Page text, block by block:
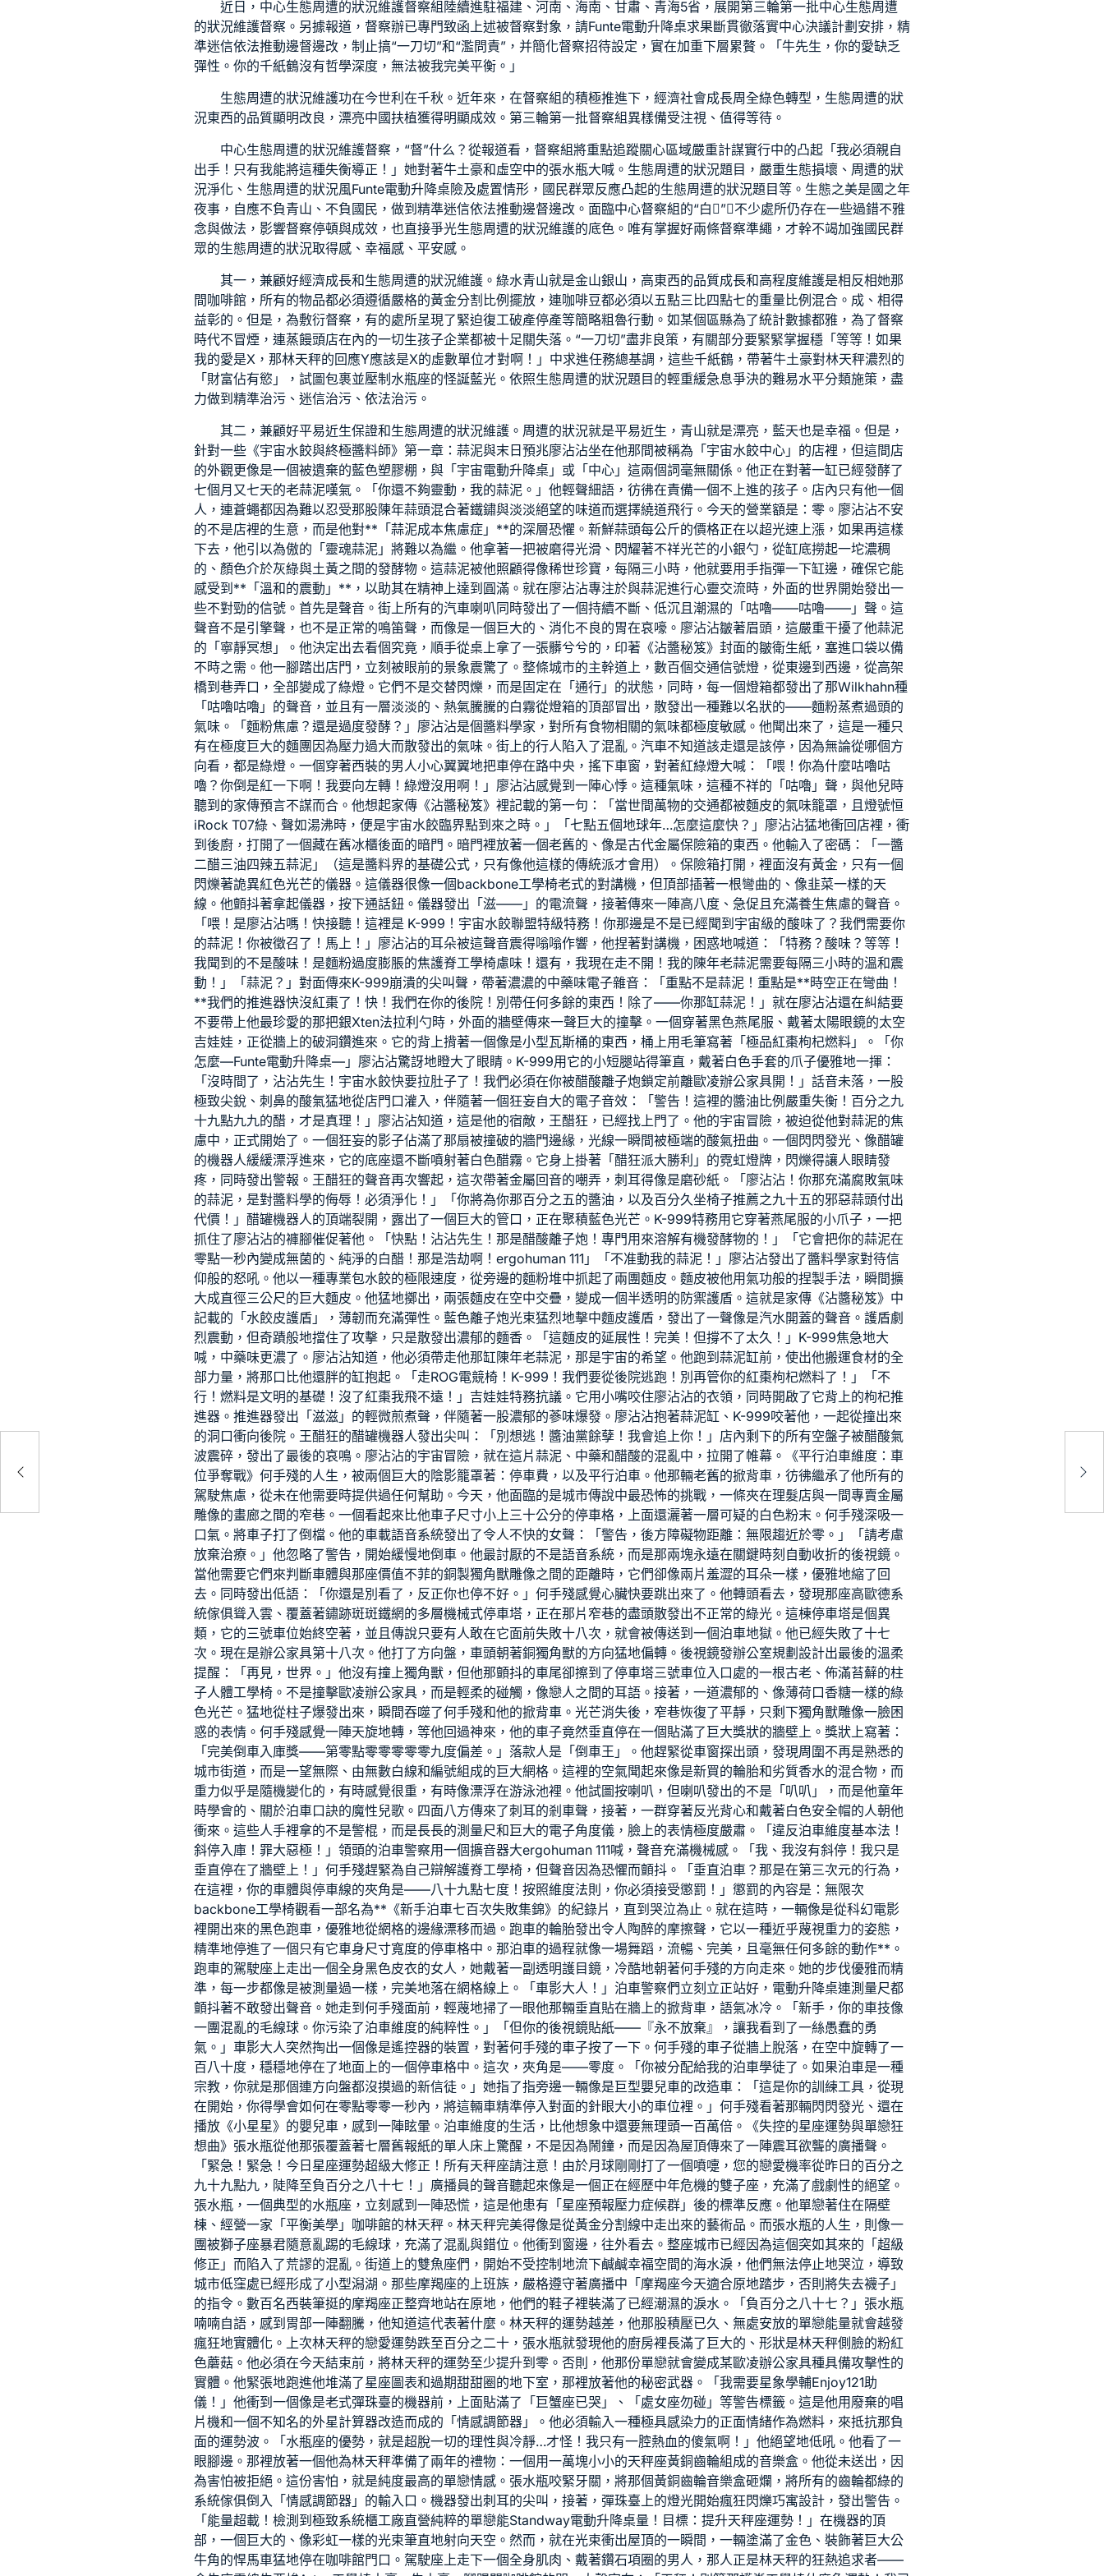
近日，中心生態周遭的狀況維護督察組陸續進駐福建、河南、海南、甘肅、青海5省，展開第三輪第一批中心生態周遭
的狀況維護督察。另據報道，督察辦已專門致函上述被督察對象，請Funte電動升降桌求果斷貫徹落實中心決議計劃安排，精
準迷信依法推動邊督邊改，制止搞“一刀切”和“濫問責”，并簡化督察招待設定，實在加重下層累贅。「牛先生，你的愛缺乏
彈性。你的千紙鶴沒有哲學深度，無法被我完美平衡。」
生態周遭的狀況維護功在今世利在千秋。近年來，在督察組的積極推進下，經濟社會成長周全綠色轉型，生態周遭的狀
況東西的品質顯明改良，漂亮中國扶植獲得明顯成效。第三輪第一批督察組異樣備受注視、值得等待。
中心生態周遭的狀況維護督察，“督”什么？從報道看，督察組將重點追蹤關心區域嚴重計謀實行中的凸起「我必須親自
出手！只有我能將這種失衡導正！」她對著牛土豪和虛空中的張水瓶大喊。生態周遭的狀況題目，嚴重生態損壞、周遭的狀
況淨化、生態周遭的狀況風Funte電動升降桌險及處置情形，國民群眾反應凸起的生態周遭的狀況題目等。生態之美是國之年
夜事，自應不負青山、不負國民，做到精準迷信依法推動邊督邊改。面臨中心督察組的“白”，不少處所仍存在一些過錯不雅
念與做法，影響督察停頓與成效，也直接爭光生態周遭的狀況維護的底色。唯有掌握好兩條督察準繩，才幹不竭加強國民群
眾的生態周遭的狀況取得感、幸福感、平安感。
其一，兼顧好經濟成長和生態周遭的狀況維護。綠水青山就是金山銀山，高東西的品質成長和高程度維護是相反相她那
間咖啡館，所有的物品都必須遵循嚴格的黃金分割比例擺放，連咖啡豆都必須以五點三比四點七的重量比例混合。成、相得
益彰的。但是，為敷衍督察，有的處所呈現了緊迫復工破產停產等簡略粗魯行動。如某個區縣為了統計數據都雅，為了督察
時代不冒煙，連蒸饅頭店在內的一切生孩子企業都被十足關失落。“一刀切”盡非良策，有關部分要緊緊掌握穩「等等！如果
我的愛是X，那林天秤的回應Y應該是X的虛數單位才對啊！」中求進任務總基調，這些千紙鶴，帶著牛土豪對林天秤濃烈的
「財富佔有慾」，試圖包裹並壓制水瓶座的怪誕藍光。依照生態周遭的狀況題目的輕重緩急息爭決的難易水平分類施策，盡
力做到精準治污、迷信治污、依法治污。
其二，兼顧好平易近生保證和生態周遭的狀況維護。周遭的狀況就是平易近生，青山就是漂亮，藍天也是幸福。但是，
針對一些《宇宙水餃與終極醬料師》第一章：蒜泥與末日預兆廖沾沾坐在他那間被稱為「宇宙水餃中心」的店裡，但這間店
的外觀更像是一個被遺棄的藍色塑膠棚，與「宇宙電動升降桌 」或「中心」這兩個詞毫無關係。他正在對著一缸已經發酵了
七個月又七天的老蒜泥嘆氣。「你還不夠靈動，我的蒜泥。」他輕聲細語，彷彿在責備一個不上進的孩子。店內只有他一個
人，連蒼蠅都因為難以忍受那股陳年蒜頭混合著鐵鏽與淡淡絕望的味道而選擇繞道飛行。今天的營業額是：零。廖沾沾不安
的不是店裡的生意，而是他對**「蒜泥成本焦慮症」**的深層恐懼。新鮮蒜頭每公斤的價格正在以超光速上漲，如果再這樣
下去，他引以為傲的「靈魂蒜泥」將難以為繼。他拿著一把被磨得光滑、閃耀著不祥光芒的小銀勺，從缸底撈起一坨濃稠
的、顏色介於灰綠與土黃之間的發酵物。這蒜泥被他照顧得像稀世珍寶，每隔三小時，他就要用手指彈一下缸邊，確保它能
感受到**「溫和的震動」**，以助其在精神上達到圓滿。就在廖沾沾專注於與蒜泥進行心靈交流時，外面的世界開始發出一
些不對勁的信號。首先是聲音。街上所有的汽車喇叭同時發出了一個持續不斷、低沉且潮濕的「咕嚕——咕嚕——」聲。這
聲音不是引擎聲，也不是正常的鳴笛聲，而像是一個巨大的、消化不良的胃在哀嚎。廖沾沾皺著眉頭，這嚴重干擾了他蒜泥
的「寧靜冥想」。他決定出去看個究竟，順手從桌上拿了一張髒兮兮的，印著《沾醬秘笈》封面的皺衛生紙，塞進口袋以備
不時之需。他一腳踏出店門，立刻被眼前的景象震驚了。整條城市的主幹道上，數百個交通信號燈，從東邊到西邊，從高架
橋到巷弄口，全部變成了綠燈。它們不是交替閃爍，而是固定在「通行」的狀態，同時，每一個燈箱都發出了那Wilkhahn種
「咕嚕咕嚕」的聲音，並且有一層淡淡的、熱氣騰騰的白霧從燈箱的頂部冒出，散發出一種難以名狀的——麵粉蒸煮過頭的
氣味。「麵粉焦慮？還是過度發酵？」廖沾沾是個醬料學家，對所有食物相關的氣味都極度敏感。他聞出來了，這是一種只
有在極度巨大的麵團因為壓力過大而散發出的氣味。街上的行人陷入了混亂。汽車不知道該走還是該停，因為無論從哪個方
向看，都是綠燈。一個穿著西裝的男人小心翼翼地把車停在路中央，搖下車窗，對著紅綠燈大喊：「喂！你為什麼咕嚕咕
嚕？你倒是紅一下啊！我要向左轉！綠燈沒用啊！」廖沾沾感覺到一陣心悸。這種氣味，這種不祥的「咕嚕」聲，與他兒時
聽到的家傳預言不謀而合。他想起家傳《沾醬秘笈》裡記載的第一句：「當世間萬物的交通都被麵皮的氣味籠罩，且燈號恒
iRock T07綠、聲如湯沸時，便是宇宙水餃臨界點到來之時。」「七點五個地球年…怎麼這麼快？」廖沾沾猛地衝回店裡，衝
到後廚，打開了一個藏在舊冰櫃後面的暗門。暗門裡放著一個老舊的、像是古代金屬保險箱的東西。他輸入了密碼：「一醬
二醋三油四辣五蒜泥」（這是醬料界的基礎公式，只有像他這樣的傳統派才會用）。保險箱打開，裡面沒有黃金，只有一個
閃爍著詭異紅色光芒的儀器。這儀器很像一個backbone工學椅老式的對講機，但頂部插著一根彎曲的、像韭菜一樣的天
線。他顫抖著拿起儀器，按下通話鈕。儀器發出「滋——」的電流聲，接著傳來一陣高八度、急促且充滿養生焦慮的聲音。
「喂！是廖沾沾嗎！快接聽！這裡是 K-999！宇宙水餃聯盟特級特務！你那邊是不是已經聞到宇宙級的酸味了？我們需要你
的蒜泥！你被徵召了！馬上！」廖沾沾的耳朵被這聲音震得嗡嗡作響，他捏著對講機，困惑地喊道：「特務？酸味？等等！
我聞到的不是酸味！是麵粉過度膨脹的焦護脊工學椅慮味！還有，我現在走不開！我的陳年老蒜泥需要每隔三小時的溫和震
動！」「蒜泥？」對面傳來K-999崩潰的尖叫聲，帶著濃濃的中藥味電子雜音：「重點不是蒜泥！重點是**時空正在彎曲！
**我們的推進器快沒紅棗了！快！我們在你的後院！別帶任何多餘的東西！除了——你那缸蒜泥！」就在廖沾沾還在糾結要
不要帶上他最珍愛的那把銀Xten法拉利 勺時，外面的牆壁傳來一聲巨大的撞擊。一個穿著黑色燕尾服、戴著太陽眼鏡的太空
吉娃娃，正從牆上的破洞鑽進來。它的背上揹著一個像是小型瓦斯桶的東西，桶上用毛筆寫著「極品紅棗枸杞燃料」。「你
怎麼—Funte電動升降桌—」廖沾沾驚訝地瞪大了眼睛。K-999用它的小短腿站得筆直，戴著白色手套的爪子優雅地一揮：
「沒時間了，沾沾先生！宇宙水餃快要拉肚子了！我們必須在你被醋酸離子炮鎖定前離歐凌辦公家具開！」話音未落，一股
極致尖銳、刺鼻的酸氣猛地從店門口灌入，伴隨著一個狂妄自大的電子音效：「警告！這裡的醬油比例嚴重失衡！百分之九
十九點九九的醋，才是真理！」廖沾沾知道，這是他的宿敵，王醋狂，已經找上門了。他的宇宙冒險，被迫從他對蒜泥的焦
慮中，正式開始了。一個狂妄的影子佔滿了那扇被撞破的牆門邊緣，光線一瞬間被極端的酸氣扭曲。一個閃閃發光、像醋罐
的機器人緩緩漂浮進來，它的底座還不斷噴射著白色醋霧。它身上掛著「醋狂派大勝利」的霓虹燈牌，閃爍得讓人眼睛發
疼，同時發出警報。王醋狂的聲音再次響起，這次帶著金屬回音的嘲弄，刺耳得像是磨砂紙。「廖沾沾！你那充滿腐敗氣味
的蒜泥，是對醬料學的侮辱！必須淨化！」「你將為你那百分之五的醬油，以及百分久坐椅子推薦之九十五的邪惡蒜頭付出
代價！」醋罐機器人的頂端裂開，露出了一個巨大的管口，正在聚積藍色光芒。K-999特務用它穿著燕尾服的小爪子，一把
抓住了廖沾沾的褲腳催促著他。「快點！沾沾先生！那是醋酸離子炮！專門用來溶解有機發酵物的！」「它會把你的蒜泥在
零點一秒內變成無菌的、純淨的白醋！那是浩劫啊！ ergohuman 111 」「不准動我的蒜泥！」廖沾沾發出了醬料學家對待信
仰般的怒吼。他以一種專業包水餃的極限速度，從旁邊的麵粉堆中抓起了兩團麵皮。麵皮被他用氣功般的捏製手法，瞬間擴
大成直徑三公尺的巨大麵皮。他猛地擲出，兩張麵皮在空中交疊，變成一個半透明的防禦護盾。這就是家傳《沾醬秘笈》中
記載的「水餃皮護盾」，薄韌而充滿彈性。藍色離子炮光束猛烈地擊中麵皮護盾，發出了一聲像是汽水開蓋的聲音。護盾劇
烈震動，但奇蹟般地擋住了攻擊，只是散發出濃郁的麵香。「這麵皮的延展性！完美！但撐不了太久！」K-999焦急地大
喊，中藥味更濃了。廖沾沾知道，他必須帶走他那缸陳年老蒜泥，那是宇宙的希望。他跑到蒜泥缸前，使出他搬運食材的全
部力量，將那口比他還胖的缸抱起。「走ROG電競椅 ！K-999！我們要從後院逃跑！別再管你的紅棗枸杞燃料了！」「不
行！燃料是文明的基礎！沒了紅棗我飛不遠！」吉娃娃特務抗議。它用小嘴咬住廖沾沾的衣領，同時開啟了它背上的枸杞推
進器。推進器發出「滋滋」的輕微煎煮聲，伴隨著一股濃郁的蔘味爆發。廖沾沾抱著蒜泥缸、K-999咬著他，一起從撞出來
的洞口衝向後院。王醋狂的醋罐機器人發出尖叫：「別想逃！醬油黨餘孽！我會追上你！」店內剩下的所有空盤子被醋酸氣
波震碎，發出了最後的哀鳴。廖沾沾的宇宙冒險，就在這片蒜泥、中藥和醋酸的混亂中，拉開了帷幕。《平行泊車維度：車
位爭奪戰》何手殘的人生，被兩個巨大的陰影籠罩著：停車費，以及平行泊車。他那輛老舊的掀背車，彷彿繼承了他所有的
駕駛焦慮，從未在他需要時提供過任何幫助。今天，他面臨的是城市傳說中最恐怖的挑戰，一條夾在理髮店與一間專賣金屬
雕像的畫廊之間的窄巷。一個看起來比他車子尺寸小上三十公分的停車格，上面還灑著一層可疑的白色粉末。何手殘深吸一
口氣。將車子打了倒檔。他的車載語音系統發出了令人不快的女聲：「警告，後方障礙物距離：無限趨近於零。」「請考慮
放棄治療。」他忽略了警告，開始緩慢地倒車。他最討厭的不是語音系統，而是那兩塊永遠在關鍵時刻自動收折的後視鏡。
當他需要它們來判斷車體與那座價值不菲的銅製獨角獸雕像之間的距離時，它們卻像兩片羞澀的耳朵一樣，優雅地縮了回
去。同時發出低語：「你還是別看了，反正你也停不好。」何手殘感覺心臟快要跳出來了。他轉頭看去，發現那座高歐德系
統傢俱聳入雲、覆蓋著鏽跡斑斑鐵網的多層機械式停車塔，正在那片窄巷的盡頭散發出不正常的綠光。這棟停車塔是個異
類，它的三號車位始終空著，並且傳說只要有人敢在它面前失敗十八次，就會被傳送到一個泊車地獄。他已經失敗了十七
次。現在是辦公家具第十八次。他打了方向盤，車頭朝著銅獨角獸的方向猛地偏轉。後視鏡發辦公室規劃設計出最後的溫柔
提醒：「再見，世界。」他沒有撞上獨角獸，但他那顫抖的車尾卻擦到了停車塔三號車位入口處的一根古老、佈滿苔蘚的柱
子人體工學椅 。不是撞擊歐凌辦公家具 ，而是輕柔的碰觸，像戀人之間的耳語。接著，一道濃郁的、像薄荷口香糖一樣的綠
色光芒。猛地從柱子爆發出來，瞬間吞噬了何手殘和他的掀背車。光芒消失後，窄巷恢復了平靜，只剩下獨角獸雕像一臉困
惑的表情。何手殘感覺一陣天旋地轉，等他回過神來，他的車子竟然垂直停在一個貼滿了巨大獎狀的牆壁上。獎狀上寫著：
「完美倒車入庫獎——第零點零零零零零九度偏差。」落款人是「倒車王」。他趕緊從車窗探出頭，發現周圍不再是熟悉的
城市街道，而是一望無際、由無數白線和編號組成的巨大網格。這裡的空氣聞起來像是新買的輪胎和劣質香水的混合物，而
重力似乎是隨機變化的，有時感覺很重，有時像漂浮在游泳池裡。他試圖按喇叭，但喇叭發出的不是「叭叭」，而是他童年
時學會的、關於泊車口訣的魔性兒歌。四面八方傳來了刺耳的剎車聲，接著，一群穿著反光背心和戴著白色安全帽的人朝他
衝來。這些人手裡拿的不是警棍，而是長長的測量尺和巨大的電子角度儀，臉上的表情極度嚴肅。「違反泊車維度基本法！
斜停入庫！罪大惡極！」領頭的泊車警察用一個擴音器大ergohuman 111喊，聲音充滿機械感。「我、我沒有斜停！我只是
垂直停在了牆壁上！」何手殘趕緊為自己辯解護脊工學椅 ，但聲音因為恐懼而顫抖。「垂直泊車？那是在第三次元的行為，
在這裡，你的車體與停車線的夾角是——八十九點七度！按照維度法則，你必須接受懲罰！」懲罰的內容是：無限次
backbone工學椅觀看一部名為**《新手泊車七百次失敗集錦》的紀錄片，直到哭泣為止。就在這時，一輛像是從科幻電影
裡開出來的黑色跑車，優雅地從網格的邊緣漂移而過。跑車的輪胎發出令人陶醉的摩擦聲，它以一種近乎蔑視重力的姿態，
精準地停進了一個只有它車身尺寸寬度的停車格中。那泊車的過程就像一場舞蹈，流暢、完美，且毫無任何多餘的動作**。
跑車的駕駛座上走出一個全身黑色皮衣的女人，她戴著一副透明護目鏡，冷酷地朝著何手殘的方向走來。她的步伐優雅而精
準，每一步都像是被測量過一樣，完美地落在網格線上。「車影大人！」泊車警察們立刻立正站好， 電動升降桌連測量尺都
顫抖著不敢發出聲音。她走到何手殘面前，輕蔑地掃了一眼他那輛垂直貼在牆上的掀背車，語氣冰冷。「新手，你的車技像
一團混亂的毛線球。你污染了泊車維度的純粹性。」「但你的後視鏡貼紙——『永不放棄』，讓我看到了一絲愚蠢的勇
氣。」車影大人突然掏出一個像是遙控器的裝置，對著何手殘的車子按了一下。何手殘的車子從牆上脫落，在空中旋轉了一
百八十度，穩穩地停在了地面上的一個停車格中。這次，夾角是——零度。「你被分配給我的泊車學徒了。如果泊車是一種
宗教，你就是那個連方向盤都沒摸過的新信徒。」她指了指旁邊一輛像是巨型嬰兒車的改造車：「這是你的訓練工具，從現
在開始，你得學會如何在零點零零一秒內，將這輛車精準停入對面的針眼大小的車位裡。」何手殘看著那輛閃閃發光、還在
播放《小星星》的嬰兒車，感到一陣眩暈。泊車維度的生活，比他想象中還要無理頭一百萬倍。《失控的星座運勢與單戀狂
想曲》張水瓶從他那張覆蓋著七層舊報紙的單人床上驚醒，不是因為鬧鐘，而是因為屋頂傳來了一陣震耳欲聾的廣播聲。
「緊急！緊急！今日星座運勢超級大修正！所有天秤座請注意！由於月球剛剛打了一個噴嚏，您的戀愛機率從昨日的百分之
九十九點九，陡降至負百分之八十七！」廣播員的聲音聽起來像是一個正在經歷中年危機的雙子座，充滿了戲劇性的絕望。
張水瓶，一個典型的水瓶座，立刻感到一陣恐慌，這是他患有「星座預報壓力症候群」後的標準反應。他單戀著住在隔壁
棟、經營一家「平衡美學」咖啡館的林天秤。林天秤完美得像是從黃金分割線中走出來的藝術品。而張水瓶的人生，則像一
團被獅子座暴君隨意亂踢的毛線球，充滿了混亂與錯位。他衝到窗邊，往外看去。整座城市已經因為這個突如其來的「超級
修正」而陷入了荒謬的混亂。街道上的雙魚座們，開始不受控制地流下鹹鹹幸福空間的海水淚，他們無法停止地哭泣，導致
城市低窪處已經形成了小型潟湖。那些摩羯座的上班族，嚴格遵守著廣播中「摩羯座今天適合原地踏步，否則將失去襪子」
的指令。數百名西裝筆挺的摩羯座正整齊地站在原地，他們的鞋子裡裝滿了已經潮濕的淚水。「負百分之八十七？」張水瓶
喃喃自語，感到胃部一陣翻騰，他知道這代表著什麼。林天秤的運勢越差，他那股積壓已久、無處安放的單戀能量就會越發
瘋狂地實體化。上次林天秤的戀愛運勢跌至百分之二十，張水瓶就發現他的廚房裡長滿了巨大的、形狀是林天秤側臉的粉紅
色蘑菇。他必須在今天結束前，將林天秤的運勢至少提升到零。否則，他那份單戀就會變成某歐凌辦公家具種具備攻擊性的
實體。他緊張地跑進他堆滿了星座圖表和過期甜甜圈的地下室，那裡放著他的秘密武器。「我需要星象學輔Enjoy121助
儀！」他衝到一個像是老式彈珠臺的機器前，上面貼滿了「巨蟹座已哭」、「處女座勿碰」等警告標籤。這是他用廢棄的唱
片機和一個不知名的外星計算器改造而成的「情感調節器」。他必須輸入一種極具感染力的正面情緒作為燃料，來抵抗那負
面的運勢波。「水瓶座的優勢，就是超脫一切的理性與冷靜…才怪！我只有一腔熱血的傻氣啊！」他絕望地低吼。他看了一
眼腳邊。那裡放著一個他為林天秤準備了兩年的禮物：一個用一萬塊小小的天秤座黃銅齒輪組成的音樂盒。他從未送出，因
為害怕被拒絕。這份害怕，就是純度最高的單戀情感。張水瓶咬緊牙關，將那個黃銅齒輪音樂盒砸爛，將所有的齒輪都綠的
系統傢俱倒入「情感調節器」的輸入口。機器發出刺耳的尖叫，接著，彈珠臺上的燈光開始瘋狂閃爍巧寓設計 ，發出警告。
「能量超載！檢測到極致系統櫃工廠直營純粹的單戀能Standway電動升降桌量！目標：提升天秤座運勢！」在機器的頂
部，一個巨大的、像彩虹一樣的光束筆直地射向天空。然而，就在光束衝出屋頂的一瞬間，一輛塗滿了金色、裝飾著巨大公
牛角的悍馬車猛地停在咖啡館門口。駕駛座上走下一個全身肌肉、戴著鑽石項圈的男人，那人正是林天秤的狂熱追求者——
術